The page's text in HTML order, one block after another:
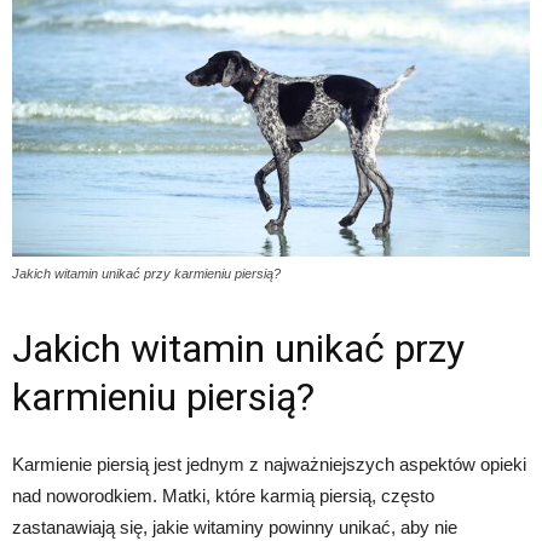
Jakich witamin unikać przy karmieniu piersią?
Jakich witamin unikać przy
karmieniu piersią?
Karmienie piersią jest jednym z najważniejszych aspektów opieki
nad noworodkiem. Matki, które karmią piersią, często
zastanawiają się, jakie witaminy powinny unikać, aby nie